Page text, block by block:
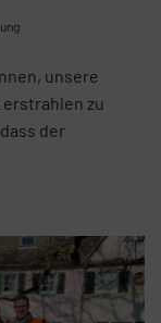
unsere
zu
der